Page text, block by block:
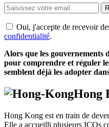
Oui, j'accepte de recevoir
confidentialité.
Alors que les gouvernements
pour comprendre et réguler
semblent déjà les adopter
Hong
Hong Kong est en train de
Elle a accueilli plusieurs ICOs